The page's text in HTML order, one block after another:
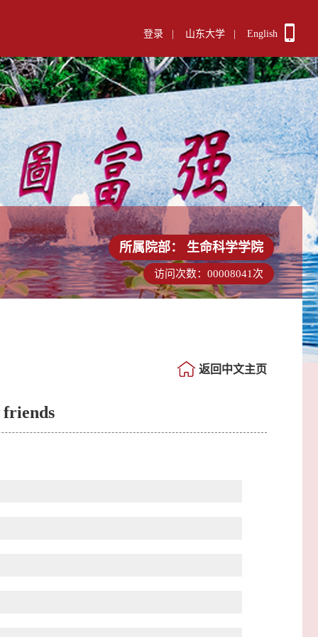
登录 山东大学 English
所属院部： 生命科学学院
访问次数： 00008041 次
返回中文主页
friends